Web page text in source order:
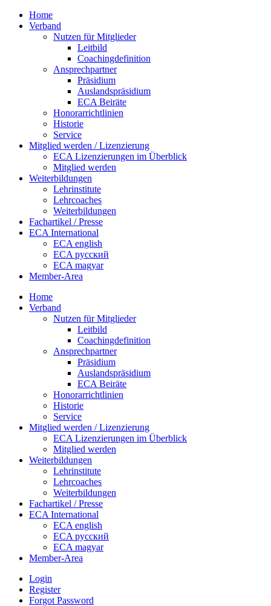
Home
Verband
Nutzen für Mitglieder
Leitbild
Coachingdefinition
Ansprechpartner
Präsidium
Auslandspräsidium
ECA Beiräte
Honorarrichtlinien
Historie
Service
Mitglied werden / Lizenzierung
ECA Lizenzierungen im Überblick
Mitglied werden
Weiterbildungen
Lehrinstitute
Lehrcoaches
Weiterbildungen
Fachartikel / Presse
ECA International
ECA english
ECA русский
ECA magyar
Member-Area
Home
Verband
Nutzen für Mitglieder
Leitbild
Coachingdefinition
Ansprechpartner
Präsidium
Auslandspräsidium
ECA Beiräte
Honorarrichtlinien
Historie
Service
Mitglied werden / Lizenzierung
ECA Lizenzierungen im Überblick
Mitglied werden
Weiterbildungen
Lehrinstitute
Lehrcoaches
Weiterbildungen
Fachartikel / Presse
ECA International
ECA english
ECA русский
ECA magyar
Member-Area
Login
Register
Forgot Password